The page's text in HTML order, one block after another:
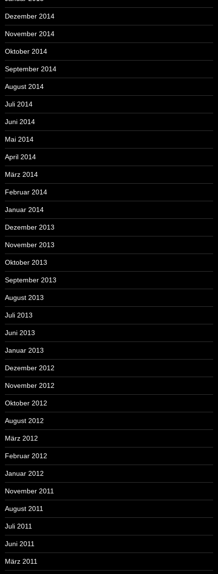
Dezember 2014
November 2014
Oktober 2014
September 2014
August 2014
Juli 2014
Juni 2014
Mai 2014
April 2014
März 2014
Februar 2014
Januar 2014
Dezember 2013
November 2013
Oktober 2013
September 2013
August 2013
Juli 2013
Juni 2013
Januar 2013
Dezember 2012
November 2012
Oktober 2012
August 2012
März 2012
Februar 2012
Januar 2012
November 2011
August 2011
Juli 2011
Juni 2011
März 2011